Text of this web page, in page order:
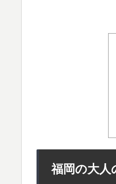
福岡の大人